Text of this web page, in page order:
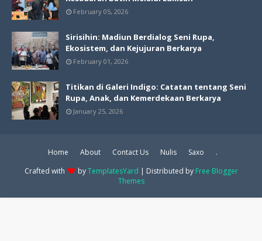
February 05, 2026
Sirisihin: Madiun Berdialog Seni Rupa,
Ekosistem, dan Kejujuran Berkarya
February 01, 2026
Titikan di Galeri Indigo: Catatan tentang Seni
Rupa, Anak, dan Kemerdekaan Berkarya
January 25, 2026
Home About Contact Us Nulis Saxo
.
Crafted with
byTemplatesYard | Distributed by Free Blogger
Themes